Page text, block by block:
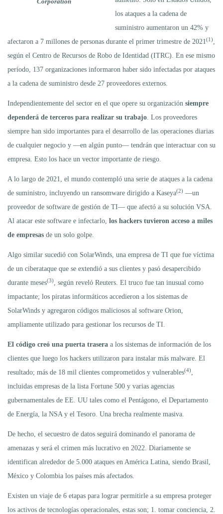
los ataques a la cadena de
suministro aumentaron un 42% y
afectaron a 7 millones de personas durante el primer trimestre de 2021 (1)
según el Centro de Recursos de Robo de Identidad (ITRC). En ese mismo
período, 137 organizaciones informaron haber sido infectadas por ataques
a la cadena de suministro desde 27 proveedores externos.
Independientemente del sector en el que opere su organización siempre
dependerá de terceros para realizar su trabajo . Los proveedores
siempre han sido importantes para el desarrollo de las operaciones diarias
de cualquier negocio y —en algún punto— tendrán que interactuar con su
empresa. Esto los hace un vector importante de riesgo.
A lo largo de 2021, el mundo contempló una serie de ataques a la cadena
de suministro, incluyendo un ransomware dirigido a Kaseya(2) —un
proveedor de software de gestión de TI— que afectó a su solución VSA.
Al atacar este software e infectarlo, los hackers tuvieron acceso a miles
de empresas de un solo golpe.
Algo similar sucedió con SolarWinds, una empresa de TI que fue víctima
de un ciberataque que se extendió a sus clientes y pasó desapercibido
durante meses(3)
, según reveló Reuters. El truco fue tan inusual como
impactante; los piratas informáticos accedieron a los sistemas de
SolarWinds y agregaron códigos maliciosos al software Orion,
ampliamente utilizado para gestionar los recursos de TI.
El código creó una puerta trasera a los sistemas de información de los
clientes que luego los hackers utilizaron para instalar más malware. El
resultado; más de 18 mil clientes comprometidos y vulnerables(4)
incluidas empresas de la lista Fortune 500 y varias agencias
gubernamentales de EE. UU tales como el Pentágono, el Departamento
de Energía, la NSA y el Tesoro. Una brecha realmente masiva.
De hecho, el secuestro de datos seguirá dominando el panorama de
amenazas y será el crimen más lucrativo en 2022. Diariamente se
identifican alrededor de 5.000 ataques en América Latina, siendo Brasil,
México y Colombia los países más afectados.
Existen un viaje de 6 etapas para lograr permitirle a su empresa proteger
los activos de tecnologías operacionales, estas son; 1. tomar conciencia, 2.